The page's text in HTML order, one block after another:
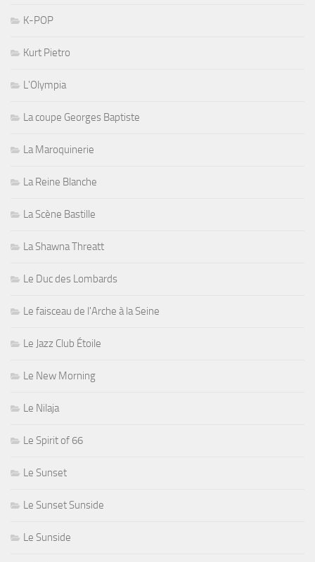
K-POP
Kurt Pietro
L'Olympia
La coupe Georges Baptiste
La Maroquinerie
La Reine Blanche
La Scène Bastille
La Shawna Threatt
Le Duc des Lombards
Le faisceau de l'Arche à la Seine
Le Jazz Club Étoile
Le New Morning
Le Nilaja
Le Spirit of 66
Le Sunset
Le Sunset Sunside
Le Sunside